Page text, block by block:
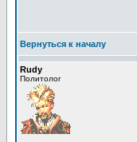
Вернуться к началу
Rudy
Политолог